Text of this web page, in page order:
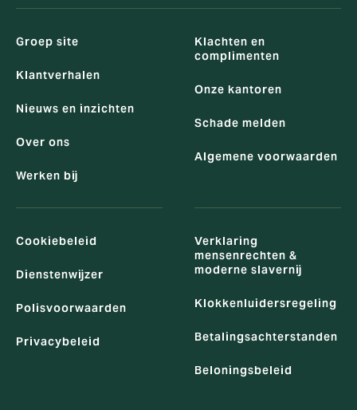
Groep site
Klantverhalen
Nieuws en inzichten
Over ons
Werken bij
Klachten en
complimenten
Onze kantoren
Schade melden
Algemene voorwaarden
Cookiebeleid
Dienstenwijzer
Polisvoorwaarden
Privacybeleid
Verklaring
mensenrechten &
moderne slavernij
Klokkenluidersregeling
Betalingsachterstanden
Beloningsbeleid